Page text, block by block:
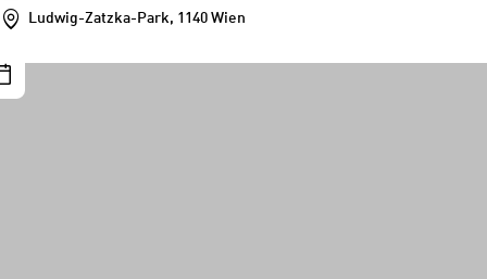
Ludwig-Zatzka-Park, 1140 Wien